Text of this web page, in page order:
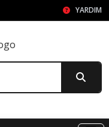
YARDIM